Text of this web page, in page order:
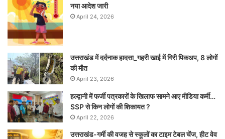
नया आदेश जारी
April 24, 2026
उत्तराखंड में दर्दनाक हादसा_गहरी खाई में गिरी पिकअप, 8 लोगों
की मौत
April 23, 2026
हल्द्वानी में फर्जी पत्रकारों के खिलाफ सामने आए मीडिया कर्मी…
SSP से किन लोगों की शिकायत ?
April 22, 2026
उत्तराखंड-गर्मी की वजह से स्कूलों का टाइम टेबल चेंज, हीट वेव